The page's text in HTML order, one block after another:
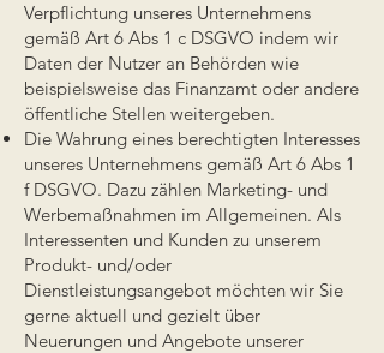
Verpflichtung unseres Unternehmens
gemäß Art 6 Abs 1 c DSGVO indem wir
Daten der Nutzer an Behörden wie
beispielsweise das Finanzamt oder andere
öffentliche Stellen weitergeben.
Die Wahrung eines berechtigten Interesses
unseres Unternehmens gemäß Art 6 Abs 1
f DSGVO. Dazu zählen Marketing- und
Werbemaßnahmen im Allgemeinen. Als
Interessenten und Kunden zu unserem
Produkt- und/oder
Dienstleistungsangebot möchten wir Sie
gerne aktuell und gezielt über
Neuerungen und Angebote unserer